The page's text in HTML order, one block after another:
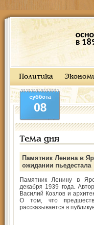
в
Политика
суббота
08
Тема дня
Памятник Ленина в
ожидании пьедестала
Памятник Ленину в
декабря 1939 года.
Василий Козлов и
О том, что
рассказывается в